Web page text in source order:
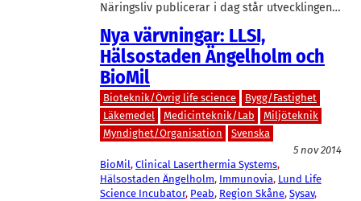
Näringsliv publicerar i dag står utvecklingen…
Nya värvningar: LLSI,
Hälsostaden Ängelholm och
BioMil
Bioteknik/Övrig life science
Bygg/Fastighet
Läkemedel
Medicinteknik/Lab
Miljöteknik
Myndighet/Organisation
Svenska
5 nov 2014
BioMil, Clinical Laserthermia Systems
Hälsostaden Ängelholm, Immunovia, Lund Life
Science Incubator, Peab, Region Skåne, Sysav